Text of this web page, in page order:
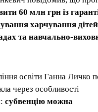
60 млн грн із
харчування
та навчально-
освіти Ганна Личко
через особливості
субвенцію можна